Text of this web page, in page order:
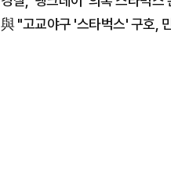
與 "고교야구 '스타벅스' 구호,